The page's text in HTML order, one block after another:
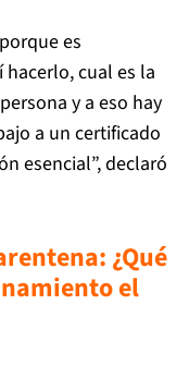
es
cual es la
y a eso hay
a un certificado
esencial”, declaró
¿Qué
el